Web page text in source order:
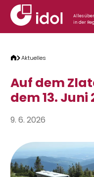
Zum Inhalt springen
Alles
in der
Aktuelles
Auf dem
dem 13. Juni
9. 6. 2026